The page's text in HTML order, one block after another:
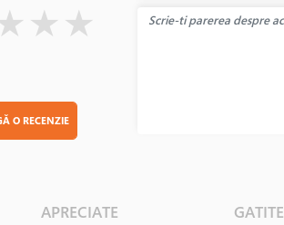
★ ★
O RECENZIE
APRECIATE GATITE